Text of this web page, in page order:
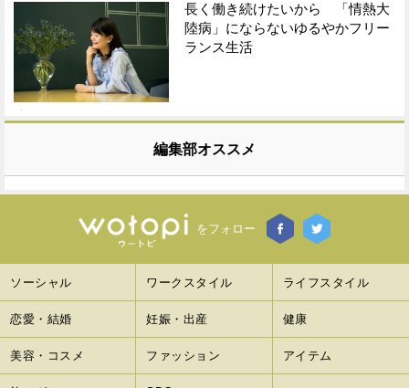
長く働き続けたいから 「情熱大
陸病」にならないゆるやかフリー
ランス生活
編集部オススメ
をフォロー
ソーシャル ワークスタイル ライフスタイル
恋愛・結婚 妊娠・出産 健康
美容・コスメ ファッション アイテム